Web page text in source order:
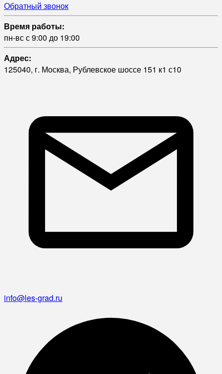
Обратный звонок
Время работы:
пн-вс с 9:00 до 19:00
Адрес:
125040, г. Москва, Рублевское шоссе 151 к1 с10
info@les-grad.ru